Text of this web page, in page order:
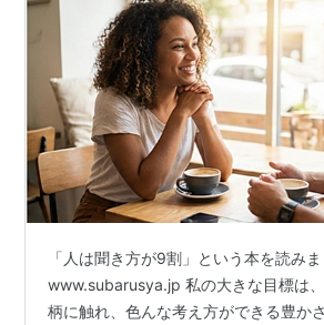
「人は聞き方が9割」という本を読みま
www.subarusya.jp 私の大きな目標は
柄に触れ、色んな考え方ができる豊か